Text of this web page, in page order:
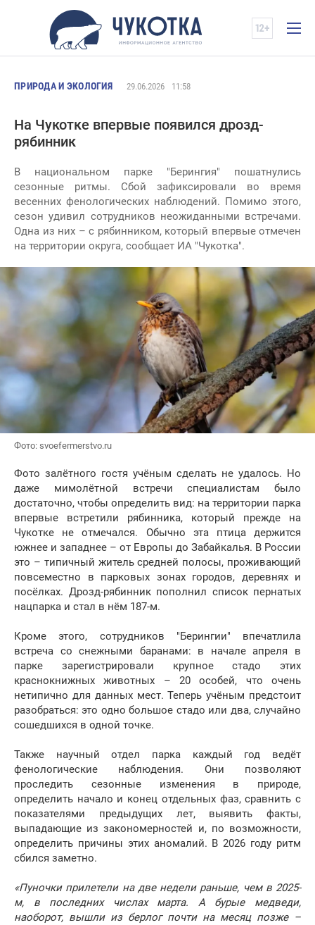
ПРИРОДА И ЭКОЛОГИЯ 29.06.2026 11:58
На Чукотке впервые появился дрозд-
рябинник
В национальном парке "Берингия" пошатнулись
сезонные ритмы. Сбой зафиксировали во время
весенних фенологических наблюдений. Помимо этого,
сезон удивил сотрудников неожиданными встречами.
Одна из них – с рябинником, который впервые отмечен
на территории округа, сообщает ИА "Чукотка".
Фото: svoefermerstvo.ru
Фото залётного гостя учёным сделать не удалось. Но
даже мимолётной встречи специалистам было
достаточно, чтобы определить вид: на территории парка
впервые встретили рябинника, который прежде на
Чукотке не отмечался. Обычно эта птица держится
южнее и западнее – от Европы до Забайкалья. В России
это – типичный житель средней полосы, проживающий
повсеместно в парковых зонах городов, деревнях и
посёлках. Дрозд-рябинник пополнил список пернатых
нацпарка и стал в нём 187-м.
Кроме этого, сотрудников "Берингии" впечатлила
встреча со снежными баранами: в начале апреля в
парке зарегистрировали крупное стадо этих
краснокнижных животных – 20 особей, что очень
нетипично для данных мест. Теперь учёным предстоит
разобраться: это одно большое стадо или два, случайно
сошедшихся в одной точке.
Также научный отдел парка каждый год ведёт
фенологические наблюдения. Они позволяют
проследить сезонные изменения в природе,
определить начало и конец отдельных фаз, сравнить с
показателями предыдущих лет, выявить факты,
выпадающие из закономерностей и, по возможности,
определить причины этих аномалий. В 2026 году ритм
сбился заметно.
«Пуночки прилетели на две недели раньше, чем в 2025-
м, в последних числах марта. А бурые медведи,
наоборот, вышли из берлог почти на месяц позже –